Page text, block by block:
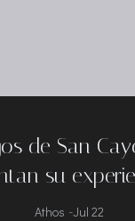
de San
su
Athos -Jul 22